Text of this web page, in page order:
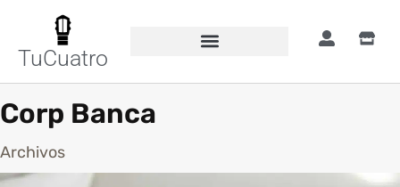
TuCuatro
Corp Banca
Archivos